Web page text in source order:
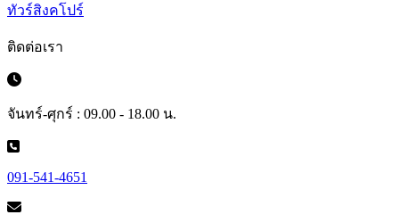
ทัวร์สิงคโปร์
ติดต่อเรา
จันทร์-ศุกร์ : 09.00 - 18.00 น.
091-541-4651